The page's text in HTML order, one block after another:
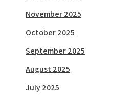
November 2025
October 2025
September 2025
August 2025
July 2025